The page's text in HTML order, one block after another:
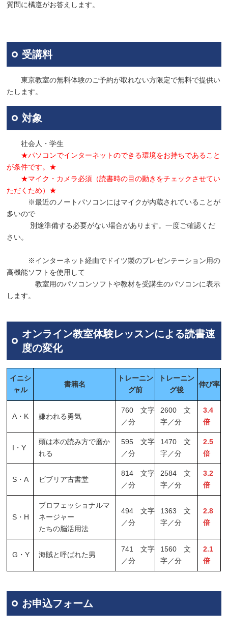
質問に橘遵がお答えします。
受講料
東京教室の無料体験のご予約が取れない方限定で無料で提供い
たします。
対象
社会人・学生
★パソコンでインターネットのできる環境をお持ちであること
が条件です。★
★マイク・カメラ必須（読書時の目の動きをチェックさせてい
ただくため）★
※最近のノートパソコンにはマイクが内蔵されていることが
多いので
別途準備する必要がない場合があります。一度ご確認くだ
さい。
※インターネット経由でドイツ製のプレゼンテーション用の
高機能ソフトを使用して
教室用のパソコンソフトや教材を受講生のパソコンに表示
します。
オンライン教室体験レッスンによる読書速
度の変化
イニシ
ャル
書籍名
トレーニン
グ前
トレーニン
グ後
伸び率
A・K 嫌われる勇気
760 文字
／分
2600 文
字／分
3.4
倍
I・Y
頭は本の読み方で磨か
れる
595 文字
／分
1470 文
字／分
2.5
倍
S・A ビブリア古書堂
814 文字
／分
2584 文
字／分
3.2
倍
S・H
プロフェッショナルマ
ネージャー
たちの脳活用法
494 文字
／分
1363 文
字／分
2.8
倍
G・Y 海賊と呼ばれた男
741 文字
／分
1560 文
字／分
2.1
倍
お申込フォーム